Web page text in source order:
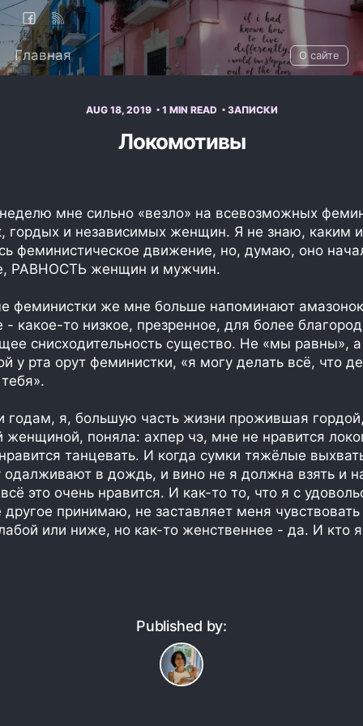
Главная О сайте
AUG 18, 2019 1 MIN READ ЗАПИСКИ
Локомотивы
мне сильно «везло» на всевозможных
гордых и независимых женщин. Я не знаю, каким
феминистическое движение, но, думаю, оно
РАВНОСТЬ женщин и мужчин.
феминистки же мне больше напоминают
- какое-то низкое, презренное, для более
снисходительность существо. Не «мы равны»,
у рта орут феминистки, «я могу делать всё, что
годам, я, большую часть жизни прожившая
женщиной, поняла: ахпер чэ, мне не нравится
танцевать. И когда сумки тяжёлые
одалживают в дождь, и вино не я должна взять и
это очень нравится. И как-то то, что я с
другое принимаю, не заставляет меня чувствовать
или ниже, но как-то женственнее - да. И кто я
Published by: